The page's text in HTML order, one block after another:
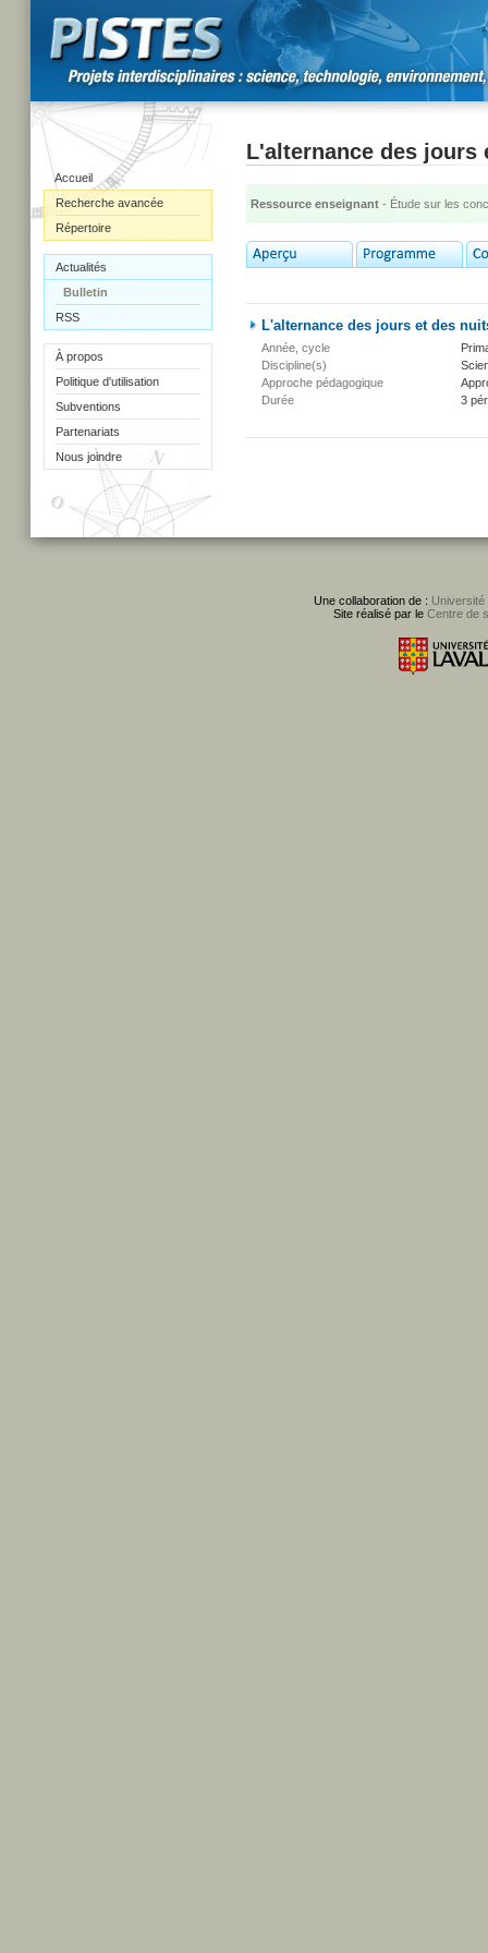
Accueil
Recherche avancée
Répertoire
Actualités
Bulletin
RSS
À propos
Politique d'utilisation
Subventions
Partenariats
Nous joindre
L'alternance des jours
Ressource enseignant - Étude sur les
L'alternance des jours et des
Année, cycle
Discipline(s)
Approche pédagogique
Durée
3
Une collaboration de : Université
Site réalisé par le Centre de